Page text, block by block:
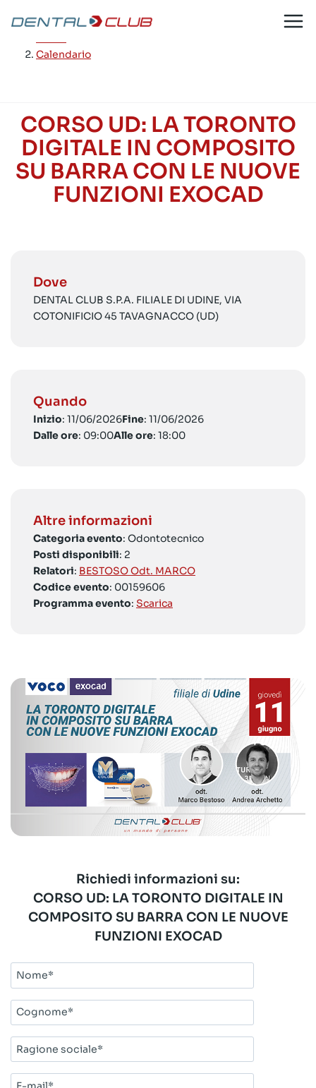
contenuto
Calendario
CORSO UD: LA TORONTO
DIGITALE IN COMPOSITO
SU BARRA CON LE NUOVE
FUNZIONI EXOCAD
Dove
DENTAL CLUB S.P.A. FILIALE DI UDINE, VIA
COTONIFICIO 45 TAVAGNACCO (UD)
Quando
Inizio: 11/06/2026Fine: 11/06/2026
Dalle ore: 09:00Alle ore: 18:00
Altre informazioni
Categoria evento: Odontotecnico
Posti disponibili: 2
Relatori: BESTOSO Odt. MARCO
Codice evento: 00159606
Programma evento: Scarica
Richiedi informazioni su:
CORSO UD: LA TORONTO DIGITALE IN
COMPOSITO SU BARRA CON LE NUOVE
FUNZIONI EXOCAD
Nome*
Cognome*
Ragione
sociale*
E-